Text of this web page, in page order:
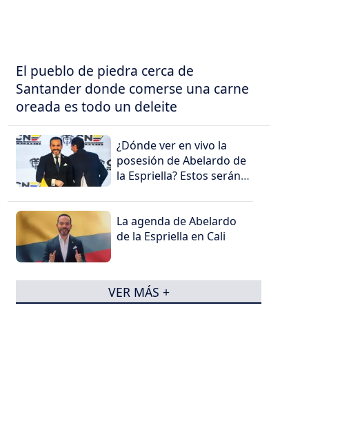
El pueblo de piedra cerca de
Santander donde comerse una carne
oreada es todo un deleite
¿Dónde ver en vivo la
posesión de Abelardo de
la Espriella? Estos serán
transmitirán
La agenda de Abelardo
de la Espriella en Cali
VER MÁS +